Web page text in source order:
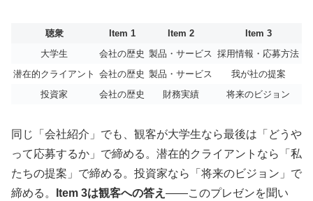
聴衆 Item 1 Item 2
Item 3
大学生
会社の歴史 製品・サービス 採用情報・応募方法
潜在的クライアント 会社の歴史 製品・サービス
我が社の提案
投資家
会社の歴史 財務実績 将来のビジョン
同じ「会社紹介」でも、観客が大学生なら最後は「どうや
って応募するか」で締める。潜在的クライアントなら「私
たちの提案」で締める。投資家なら「将来のビジョン」で
締める。
Item 3は観客への答え ——このプレゼンを聞い